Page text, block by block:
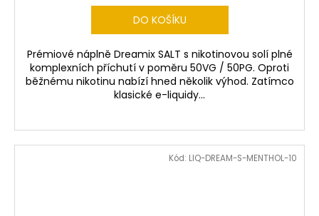
DO KOŠÍKU
Prémiové náplně Dreamix SALT s nikotinovou solí plné
komplexních příchutí v poměru 50VG / 50PG. Oproti
běžnému nikotinu nabízí hned několik výhod. Zatímco
klasické e-liquidy...
Kód: LIQ-DREAM-S-MENTHOL-10